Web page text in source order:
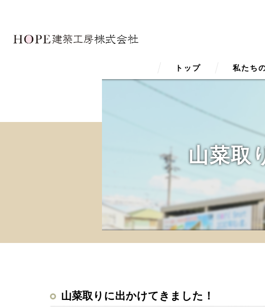
トップ 私たち
HOPE
性能
外観デ
内観デ
山菜取
山菜取りに出かけてきました！